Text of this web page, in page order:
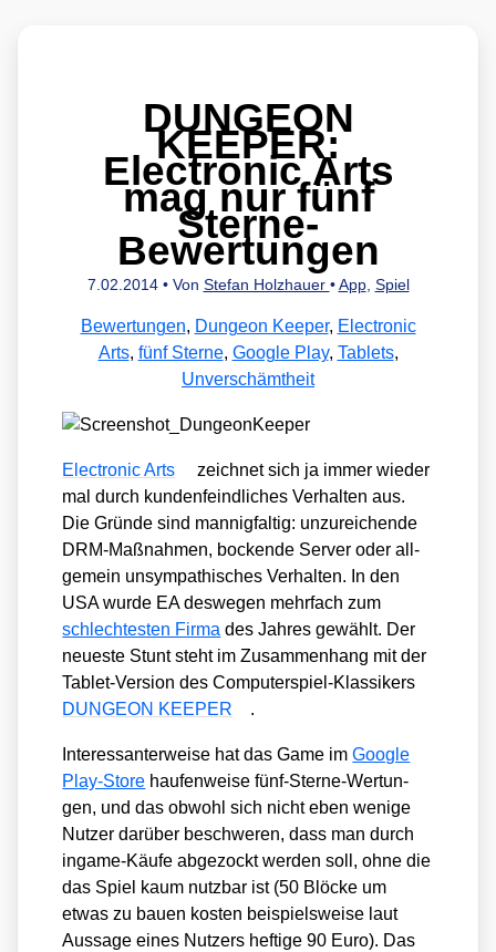
DUNGEON
KEEPER:
Electronic Arts
mag nur fünf
Sterne-
Bewertungen
7.02.2014 • Von Stefan Holzhauer • App, Spiel
Bewertungen, Dungeon Keeper, Electronic
Arts, fünf Sterne, Google Play, Tablets,
Unverschämtheit
Elec­tro­nic Arts
zeich­net sich ja immer wie­der
mal durch kun­den­feind­li­ches Ver­hal­ten aus.
Die Grün­de sind man­nig­fal­tig: unzu­rei­chen­de
DRM-Maß­nah­men, bocken­de Ser­ver oder all­
ge­mein unsym­pa­thi­sches Ver­hal­ten. In den
USA wur­de EA des­we­gen mehr­fach zum
schlech­tes­ten Fir­ma des Jah­res gewählt. Der
neu­es­te Stunt steht im Zusam­men­hang mit der
Tablet-Ver­si­on des Com­pu­ter­spiel-Klas­si­kers
DUNGEON KEEPER
.
Inter­es­san­ter­wei­se hat das Game imGoog­le
Play-Store hau­fen­wei­se fünf-Ster­ne-Wer­tun­
gen, und das obwohl sich nicht eben weni­ge
Nut­zer dar­über beschwe­ren, dass man durch
ingame-Käu­fe abge­zockt wer­den soll, ohne die
das Spiel kaum nutz­bar ist (50 Blö­cke um
etwas zu bau­en kos­ten bei­spiels­wei­se laut
Aus­sa­ge eines Nut­zers hef­ti­ge 90 Euro). Das